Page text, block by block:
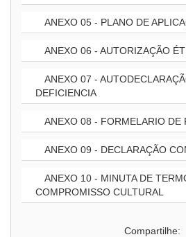
ANEXO 05 - PLANO DE
ANEXO 06 - AUTORIZAÇÃO
ANEXO 07 -
DEFICIENCIA
ANEXO 08 - FORMELARIO DE
ANEXO 09 - DECLARAÇÃO
ANEXO 10 - MINUTA DE
COMPROMISSO CULTURAL
Compartilhe: